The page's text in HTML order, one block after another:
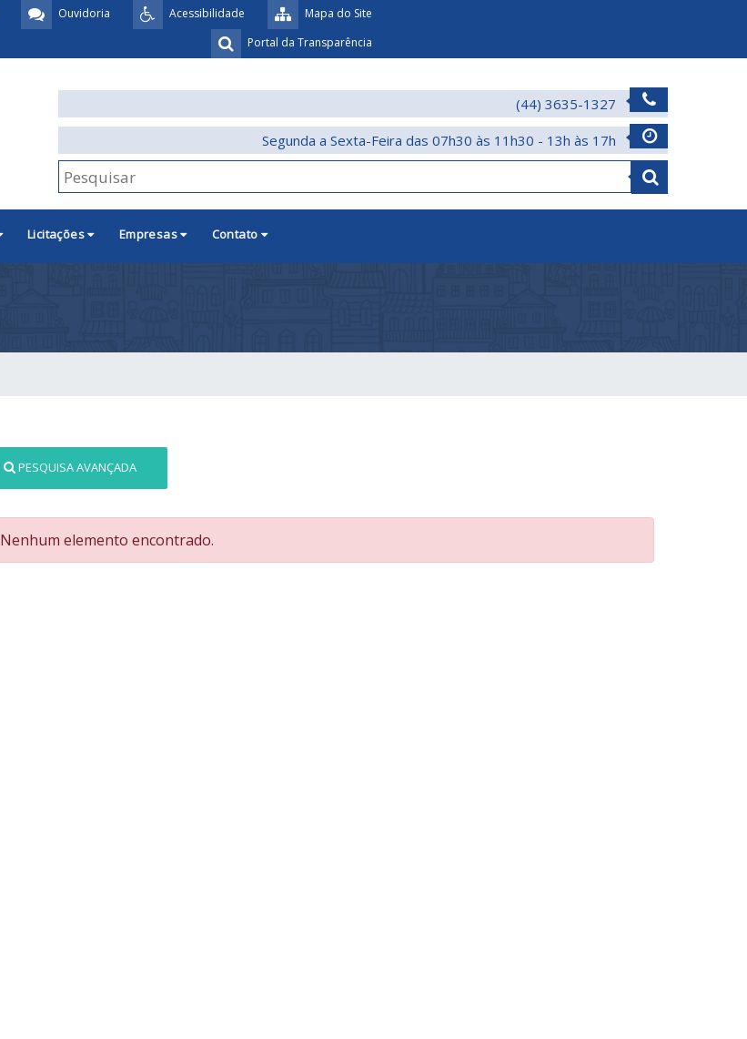
Mapa do Site
Acessibilidade
Ouvidoria
Portal da Transparência
(44) 3635-1327
Segunda a Sexta-Feira das 07h30 às 11h30 - 13h às 17h
Licitações Empresas Contato
PESQUISA AVANÇADA
Nenhum elemento encontrado.